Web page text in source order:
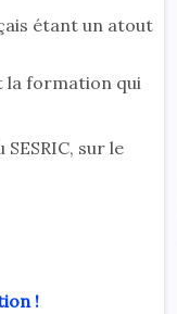
étant un atout
la formation qui
sur le
!